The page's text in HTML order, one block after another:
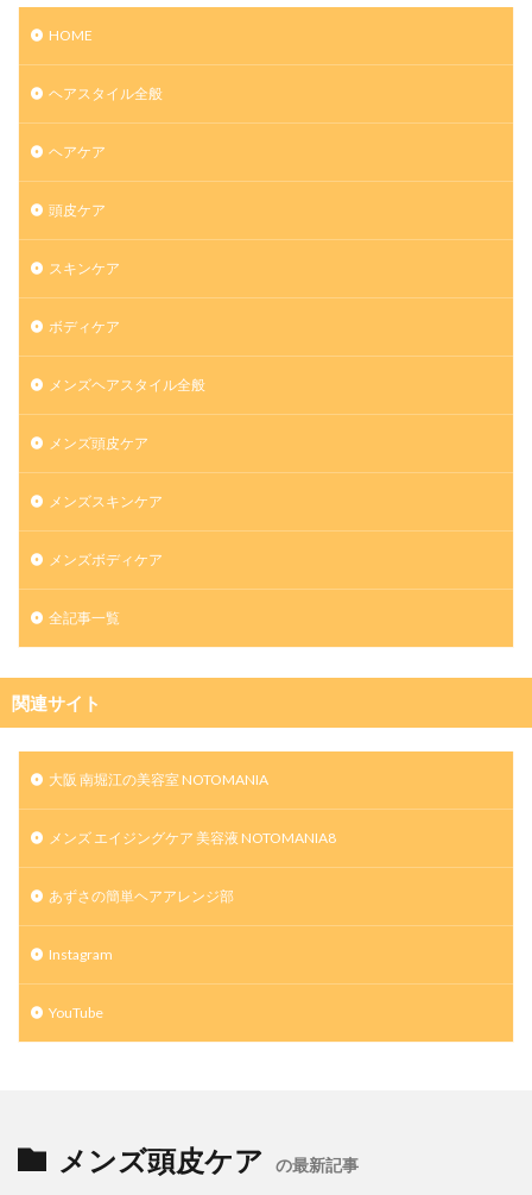
HOME
ヘアスタイル全般
ヘアケア
頭皮ケア
スキンケア
ボディケア
メンズヘアスタイル全般
メンズ頭皮ケア
メンズスキンケア
メンズボディケア
全記事一覧
関連サイト
大阪 南堀江の美容室 NOTOMANIA
メンズ エイジングケア 美容液 NOTOMANIA8
あずさの簡単ヘアアレンジ部
Instagram
YouTube
メンズ頭皮ケア の最新記事